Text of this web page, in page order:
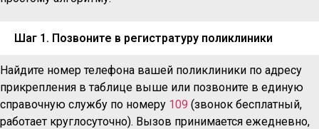
Шаг 1. Позвоните в регистратуру поликлиники
Найдите номер телефона вашей поликлиники по адресу
прикрепления в таблице выше или позвоните в единую
справочную службу по номеру 109 (звонок бесплатный,
работает круглосуточно). Вызов принимается ежедневно,